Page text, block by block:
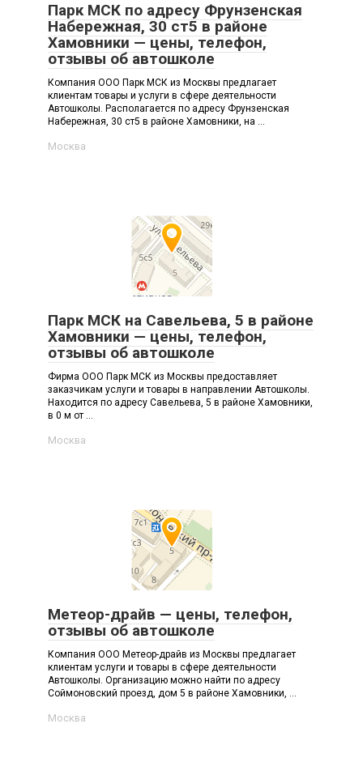
Парк МСК по адресу Фрунзенская
Набережная, 30 ст5 в районе
Хамовники — цены, телефон,
отзывы об автошколе
Компания ООО Парк МСК из Москвы предлагает
клиентам товары и услуги в сфере деятельности
Автошколы. Располагается по адресу Фрунзенская
Набережная, 30 ст5 в районе Хамовники, на ...
Москва
Парк МСК на Савельева, 5 в районе
Хамовники — цены, телефон,
отзывы об автошколе
Фирма ООО Парк МСК из Москвы предоставляет
заказчикам услуги и товары в направлении Автошколы.
Находится по адресу Савельева, 5 в районе Хамовники,
в 0 м от ...
Москва
Метеор-драйв — цены, телефон,
отзывы об автошколе
Компания ООО Метеор-драйв из Москвы предлагает
клиентам услуги и товары в сфере деятельности
Автошколы. Организацию можно найти по адресу
Соймоновский проезд, дом 5 в районе Хамовники, ...
Москва